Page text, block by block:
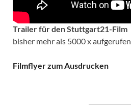
Trailer für den Stuttgart21-Film
bisher mehr als 5000 x aufgerufen
Filmflyer zum Ausdrucken